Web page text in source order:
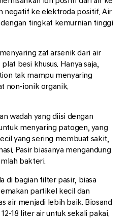
negatif ke elektroda positif. Air
tingkat kemurnian tinggi
zat arsenik dari air
besi khusus. Hanya saja,
tak mampu menyaring
non-ionik organik.
wadah yang diisi dengan
menyaring patogen, yang
yang sering membuat sakit,
Pasir biasanya mengandung
bakteri.
di bagian filter pasir, biasa
partikel kecil dan
air menjadi lebih baik. Biosand
18 liter air untuk sekali pakai.